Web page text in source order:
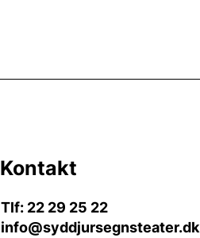
Kontakt
Tlf: 22 29 25 22
info@syddjursegnsteater.dk